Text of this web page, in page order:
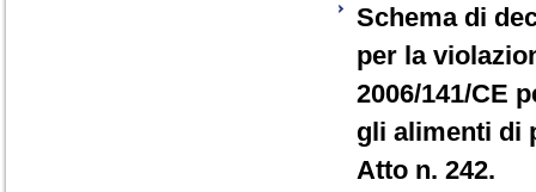
Schema di
per la
2006/141/CE
gli alimenti di
Atto n. 242.